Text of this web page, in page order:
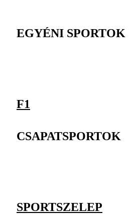
EGYÉNI SPORTOK
F1
CSAPATSPORTOK
SPORTSZELEP